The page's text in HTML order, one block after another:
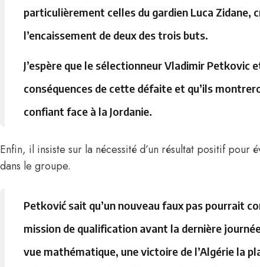
particulièrement celles du gardien Luca Zidane,
l’encaissement de deux des trois buts.
J’espère que le sélectionneur Vladimir Petkovic
conséquences de cette défaite et qu’ils
confiant face à la Jordanie.
Enfin, il insiste sur la nécessité d’un résultat positif pour
dans le groupe.
Petković sait qu’un nouveau faux pas pourrait
mission de qualification avant la dernière
vue mathématique, une victoire de l’Algérie la